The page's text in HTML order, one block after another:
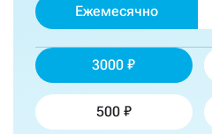
Ежемесячно
3000
500